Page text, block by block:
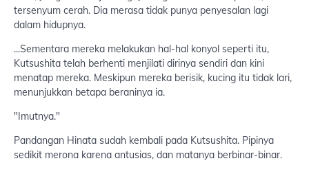
tersenyum cerah. Dia merasa tidak punya penyesalan lagi
dalam hidupnya.
...Sementara mereka melakukan hal-hal konyol seperti itu,
Kutsushita telah berhenti menjilati dirinya sendiri dan kini
menatap mereka. Meskipun mereka berisik, kucing itu tidak lari,
menunjukkan betapa beraninya ia.
"Imutnya."
Pandangan Hinata sudah kembali pada Kutsushita. Pipinya
sedikit merona karena antusias, dan matanya berbinar-binar.